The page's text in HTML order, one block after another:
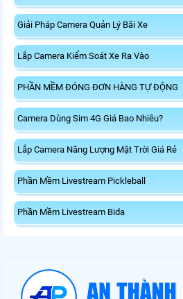
Giải Pháp Camera Quản Lý Bãi Xe
Lắp Camera Kiểm Soát Xe Ra Vào
PHẦN MỀM ĐÓNG ĐƠN HÀNG TỰ ĐỘNG
Camera Dùng Sim 4G Giá Bao Nhiêu?
Lắp Camera Năng Lượng Mặt Trời Giá Rẻ
Phần Mềm Livestream Pickleball
Phần Mềm Livestream Bida